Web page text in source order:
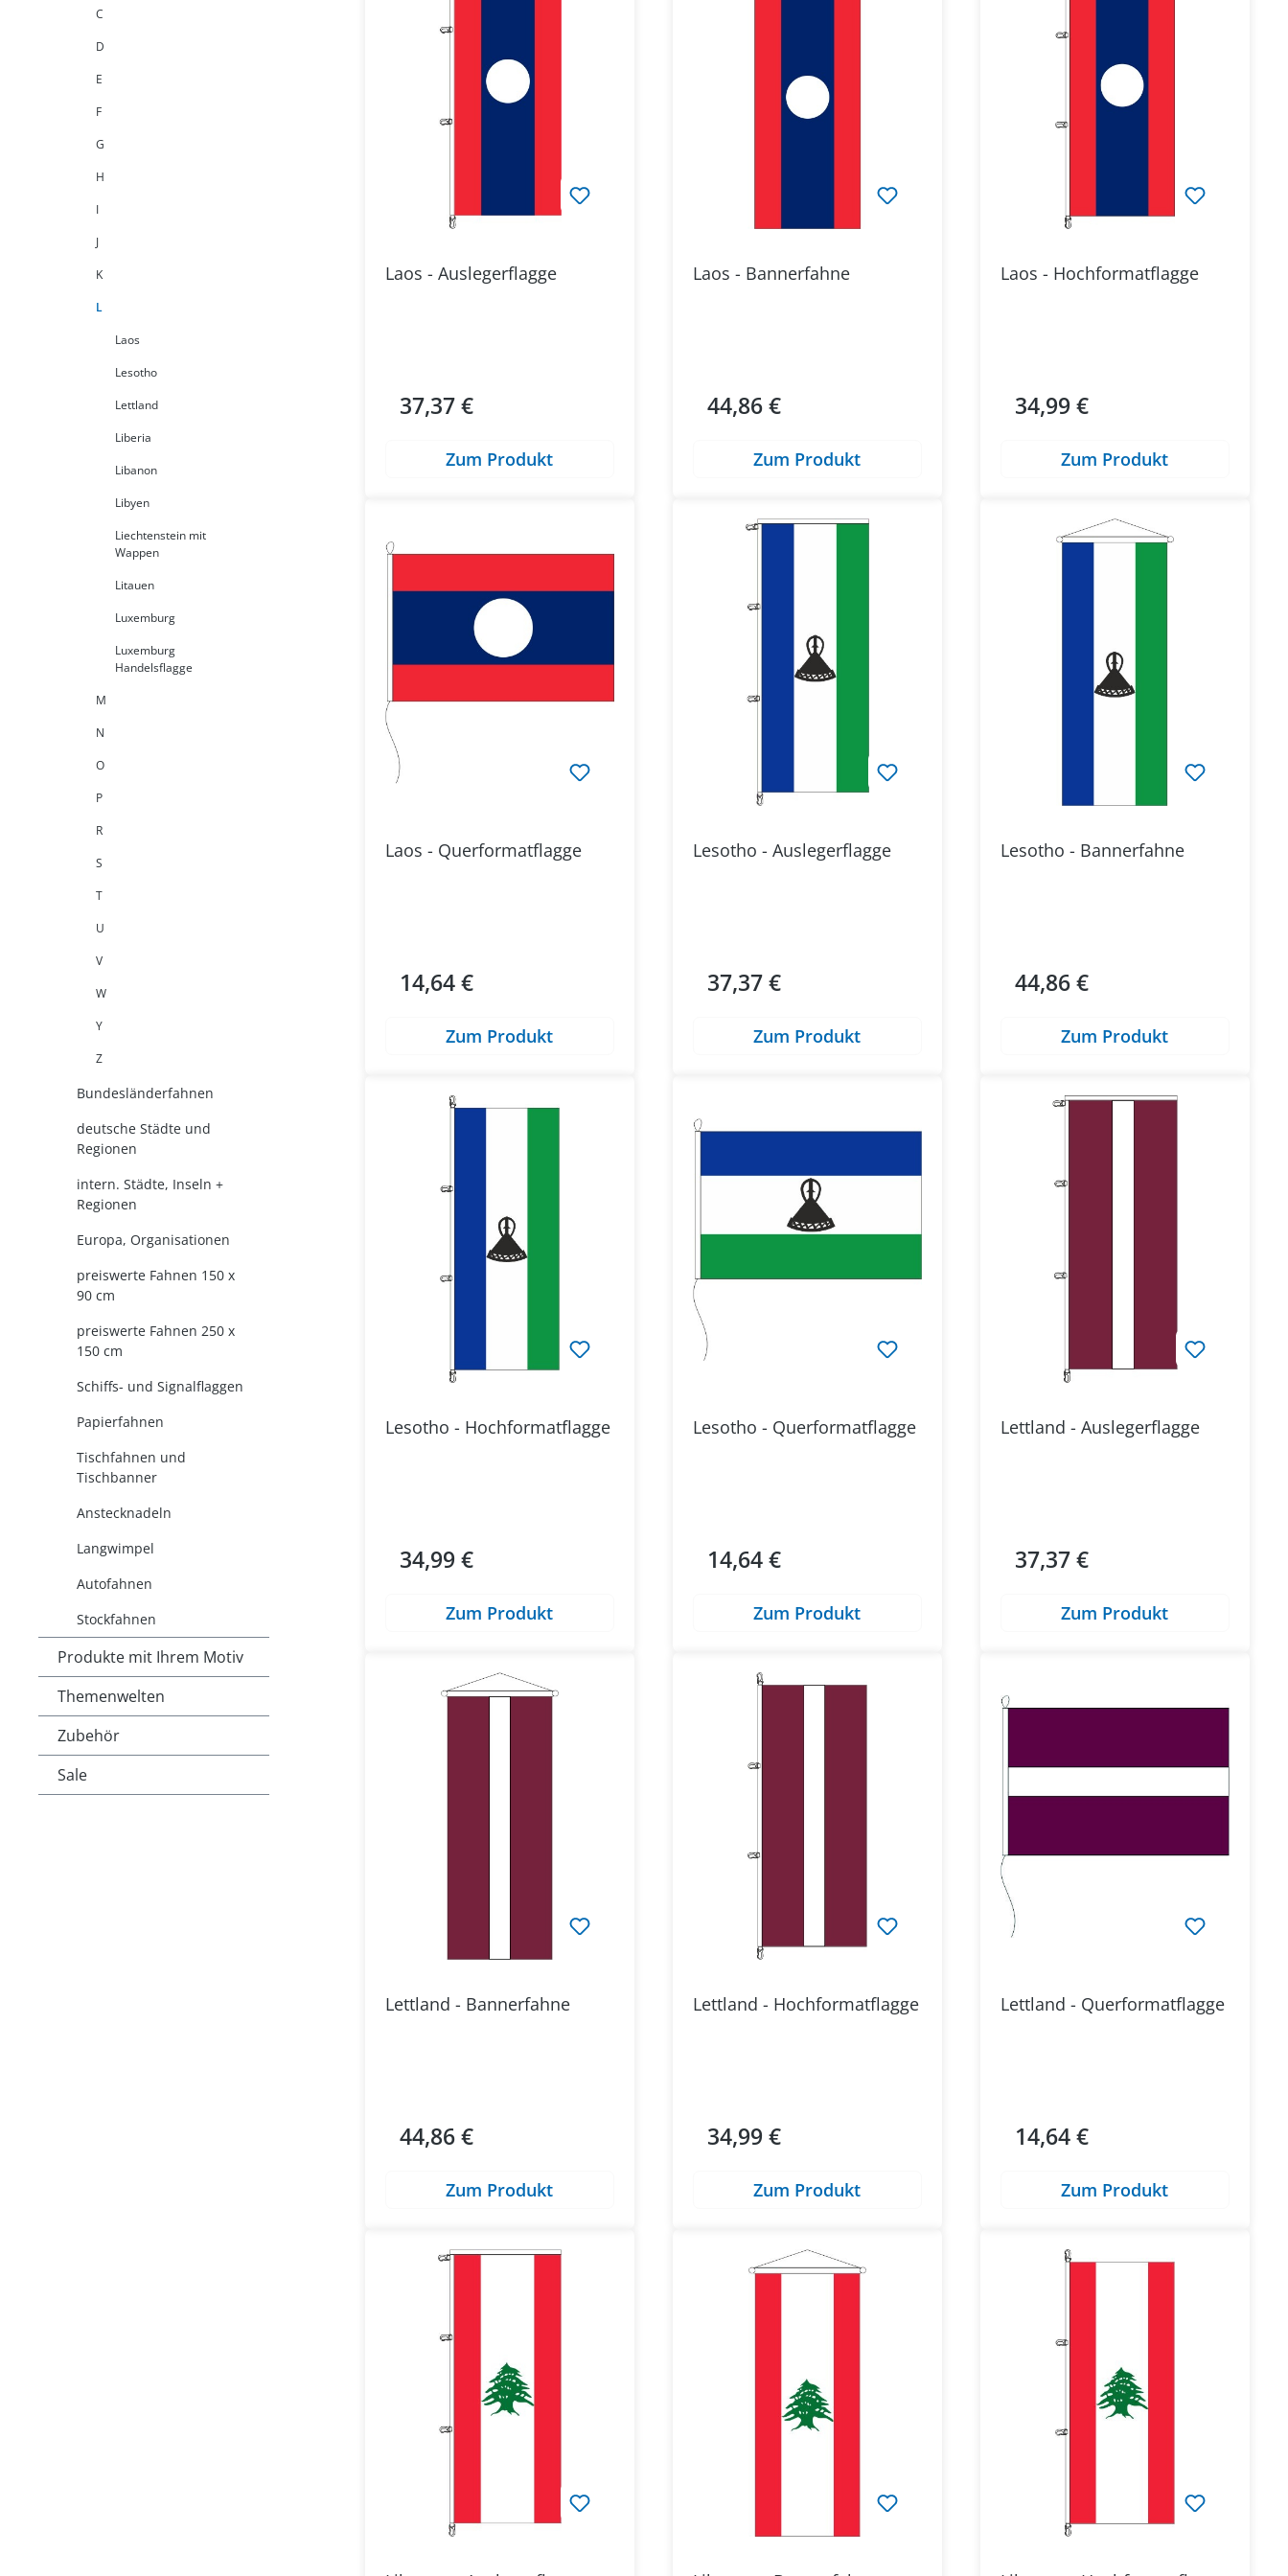
C
D
E
F
G
H
I
J
K
L
Laos
Lesotho
Lettland
Liberia
Libanon
Libyen
Liechtenstein mit
Wappen
Litauen
Luxemburg
Luxemburg
Handelsflagge
M
N
O
P
R
S
T
U
V
W
Y
Z
Bundesländerfahnen
deutsche Städte und
Regionen
intern. Städte, Inseln +
Regionen
Europa, Organisationen
preiswerte Fahnen 150 x
90 cm
preiswerte Fahnen 250 x
150 cm
Schiffs- und Signalflaggen
Papierfahnen
Tischfahnen und
Tischbanner
Anstecknadeln
Langwimpel
Autofahnen
Stockfahnen
Produkte mit Ihrem Motiv
Themenwelten
Zubehör
Sale
Laos - Auslegerflagge
Regulärer Preis:
37,37 €
Zum Produkt
Laos - Bannerfahne
Regulärer Preis:
44,86 €
Zum Produkt
Laos - Hochformatflagge
Regulärer Preis:
34,99 €
Zum Produkt
Laos - Querformatflagge
Regulärer Preis:
14,64 €
Zum Produkt
Lesotho - Auslegerflagge
Regulärer Preis:
37,37 €
Zum Produkt
Lesotho - Bannerfahne
Regulärer Preis:
44,86 €
Zum Produkt
Lesotho - Hochformatflagge
Regulärer Preis:
34,99 €
Zum Produkt
Lesotho - Querformatflagge
Regulärer Preis:
14,64 €
Zum Produkt
Lettland - Auslegerflagge
Regulärer Preis:
37,37 €
Zum Produkt
Lettland - Bannerfahne
Regulärer Preis:
44,86 €
Zum Produkt
Lettland - Hochformatflagge
Regulärer Preis:
34,99 €
Zum Produkt
Lettland - Querformatflagge
Regulärer Preis:
14,64 €
Zum Produkt